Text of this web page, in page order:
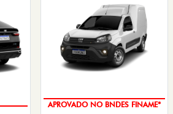
APROVADO NO BNDES FINAME*